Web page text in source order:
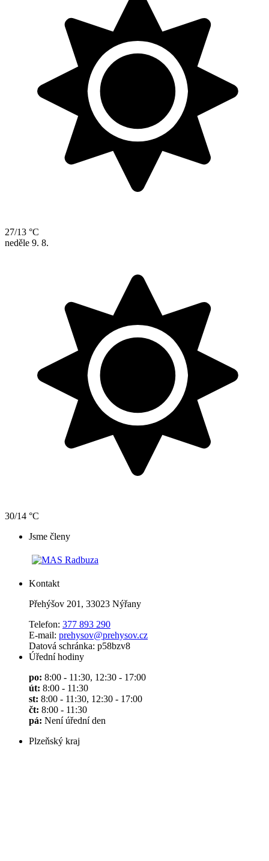
27/13 °C
neděle 9. 8.
30/14 °C
Jsme členy
Kontakt
Přehýšov 201, 33023 Nýřany
Telefon: 377 893 290
E-mail: prehysov@prehysov.cz
Datová schránka: p58bzv8
Úřední hodiny
po: 8:00 - 11:30, 12:30 - 17:00
út: 8:00 - 11:30
st: 8:00 - 11:30, 12:30 - 17:00
čt: 8:00 - 11:30
pá: Není úřední den
Plzeňský kraj